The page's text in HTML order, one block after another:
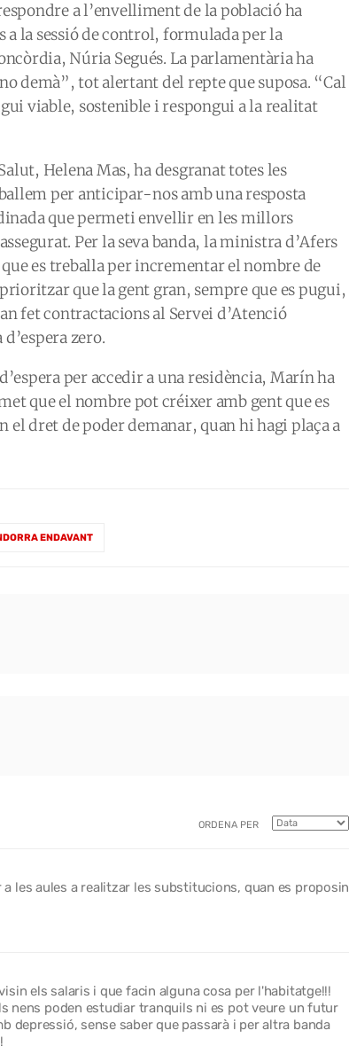
a l’envelliment de la població ha
a la sessió de control, formulada per la
Núria Segués. La parlamentària ha
demà”, tot alertant del repte que suposa. “Cal
viable, sostenible i respongui a la realitat
Helena Mas, ha desgranat totes les
per anticipar-nos amb una resposta
que permeti envellir en les millors
Per la seva banda, la ministra d’Afers
es treballa per incrementar el nombre de
que la gent gran, sempre que es pugui,
fet contractacions al Servei d’Atenció
zero.
per accedir a una residència, Marín ha
que el nombre pot créixer amb gent que es
el dret de poder demanar, quan hi hagi plaça a
ENDAVANT
ORDENA PER
les aules a realitzar les substitucions, quan es proposin
els salaris i que facin alguna cosa per l'habitatge!!!
nens poden estudiar tranquils ni es pot veure un futur
depressió, sense saber que passarà i per altra banda